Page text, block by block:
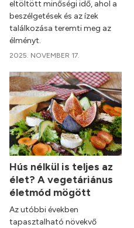
eltöltött minőségi idő, ahol a
beszélgetések és az ízek
találkozása teremti meg az
élményt.
2025. NOVEMBER 17.
Hús nélkül is teljes az
élet? A vegetáriánus
életmód mögött
Az utóbbi években
tapasztalható növekvő